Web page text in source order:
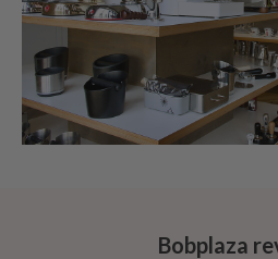
Bobplaza